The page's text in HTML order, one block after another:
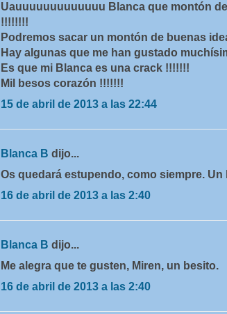
Uauuuuuuuuuuuuu Blanca que montón
!!!!!!!!
Podremos sacar un montón de buenas
Hay algunas que me han gustado
Es que mi Blanca es una crack !!!!!!!
Mil besos corazón !!!!!!!
15 de abril de 2013 a las 22:44
Blanca B dijo...
Os quedará estupendo, como siempre. Un
16 de abril de 2013 a las 2:40
Blanca B dijo...
Me alegra que te gusten, Miren, un besito.
16 de abril de 2013 a las 2:40